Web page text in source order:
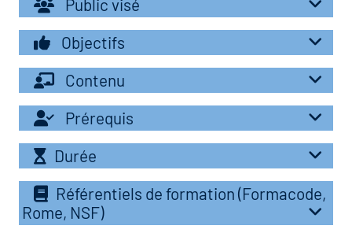
les métiers
clés métiers et
lieu d'information ou
des métiers en
de l'Economie
Solidaire (ESS)
du secteur sanitaire
Public visé
Objectifs
Contenu
Prérequis
Durée
Référentiels de formation (Formacode,
Rome, NSF)